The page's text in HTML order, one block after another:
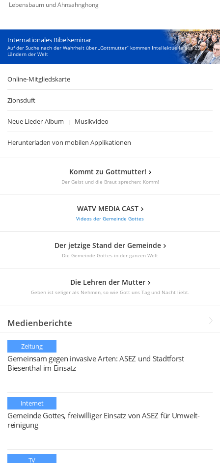
Lebensbaum und Ahnsahnghong
Internationales Bibelseminar
Auf der Suche nach der Wahrheit über „Gottmutter“ kommen Intellektuelle aus 25
Ländern der Welt
Online-Mitgliedskarte
Zionsduft
Neue Lieder-Album Musikvideo
Herunterladen von mobilen Applikationen
Kommt zu Gottmutter!
Der Geist und die Braut sprechen: Komm!
WATV MEDIA CAST
Videos der Gemeinde Gottes
Der jetzige Stand der Gemeinde
Die Gemeinde Gottes in der ganzen Welt
Die Lehren der Mutter
Geben ist seliger als Nehmen, so wie Gott uns Tag und Nacht liebt.
Medienberichte
Zeitung
Gemeinsam gegen invasive Arten: ASEZ und Stadtforst
Biesenthal im Einsatz
Internet
Gemeinde Gottes, freiwilliger Einsatz von ASEZ für Umwelt-
reinigung
TV